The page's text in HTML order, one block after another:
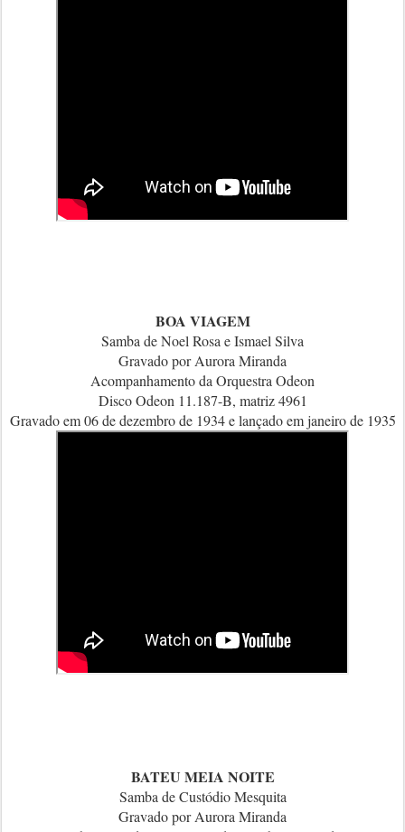
BOA VIAGEM
Samba de Noel Rosa e Ismael Silva
Gravado por Aurora Miranda
Acompanhamento da Orquestra Odeon
Disco Odeon 11.187-B, matriz 4961
Gravado em 06 de dezembro de 1934 e lançado em janeiro de 1935
BATEU MEIA NOITE
Samba de Custódio Mesquita
Gravado por Aurora Miranda